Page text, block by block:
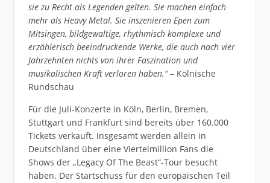
sie zu Recht als Legenden gelten. Sie machen einfach
mehr als Heavy Metal. Sie inszenieren Epen zum
Mitsingen, bildgewaltige, rhythmisch komplexe und
erzählerisch beeindruckende Werke, die auch nach vier
Jahrzehnten nichts von ihrer Faszination und
musikalischen Kraft verloren haben.“– Kölnische
Rundschau
Für die Juli-Konzerte in Köln, Berlin, Bremen,
Stuttgart und Frankfurt sind bereits über 160.000
Tickets verkauft. Insgesamt werden allein in
Deutschland über eine Viertelmillion Fans die
Shows der „Legacy Of The Beast“-Tour besucht
haben. Der Startschuss für den europäischen Teil